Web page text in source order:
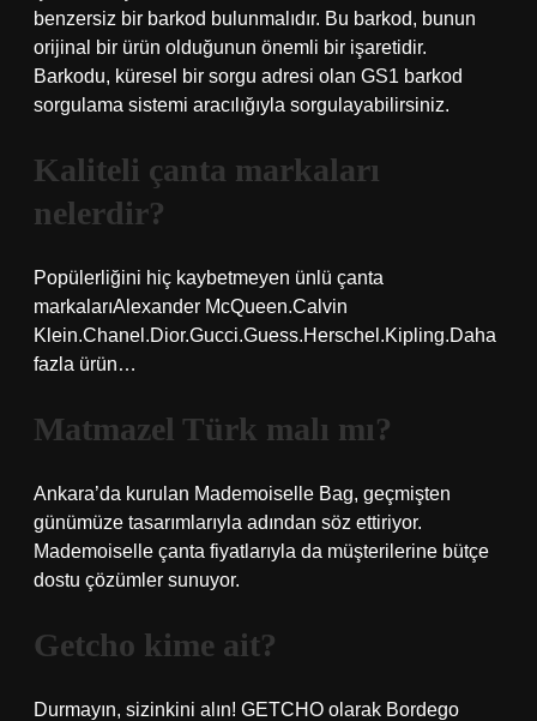
benzersiz bir barkod bulunmalıdır. Bu barkod, bunun
orijinal bir ürün olduğunun önemli bir işaretidir.
Barkodu, küresel bir sorgu adresi olan GS1 barkod
sorgulama sistemi aracılığıyla sorgulayabilirsiniz.
Kaliteli çanta markaları
nelerdir?
Popülerliğini hiç kaybetmeyen ünlü çanta
markalarıAlexander McQueen.Calvin
Klein.Chanel.Dior.Gucci.Guess.Herschel.Kipling.Daha
fazla ürün…
Matmazel Türk malı mı?
Ankara’da kurulan Mademoiselle Bag, geçmişten
günümüze tasarımlarıyla adından söz ettiriyor.
Mademoiselle çanta fiyatlarıyla da müşterilerine bütçe
dostu çözümler sunuyor.
Getcho kime ait?
Durmayın, sizinkini alın! GETCHO olarak Bordego